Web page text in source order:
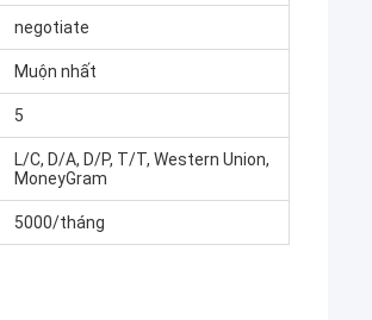
negotiate
Muộn nhất
5
L/C, D/A, D/P, T/T, Western Union,
MoneyGram
5000/tháng